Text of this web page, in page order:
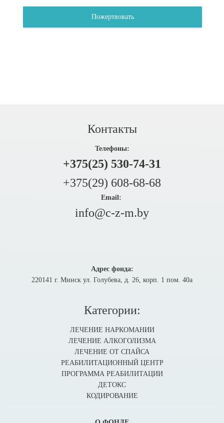
Пожертвовать
Контакты
Телефоны:
+375(25) 530-74-31
+375(29) 608-68-68
Email:
info@c-z-m.by
Адрес фонда:
220141 г. Минск ул. Голубева, д. 26, корп. 1 пом. 40а
Категории:
ЛЕЧЕНИЕ НАРКОМАНИИ
ЛЕЧЕНИЕ АЛКОГОЛИЗМА
ЛЕЧЕНИЕ ОТ СПАЙСА
РЕАБИЛИТАЦИОННЫЙ ЦЕНТР
ПРОГРАММА РЕАБИЛИТАЦИИ
ДЕТОКС
КОДИРОВАНИЕ